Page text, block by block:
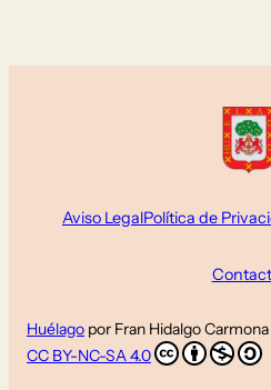
Aviso LegalPolítica de
Huélago por Fran Hidalgo Carmona
CC BY-NC-SA 4.0